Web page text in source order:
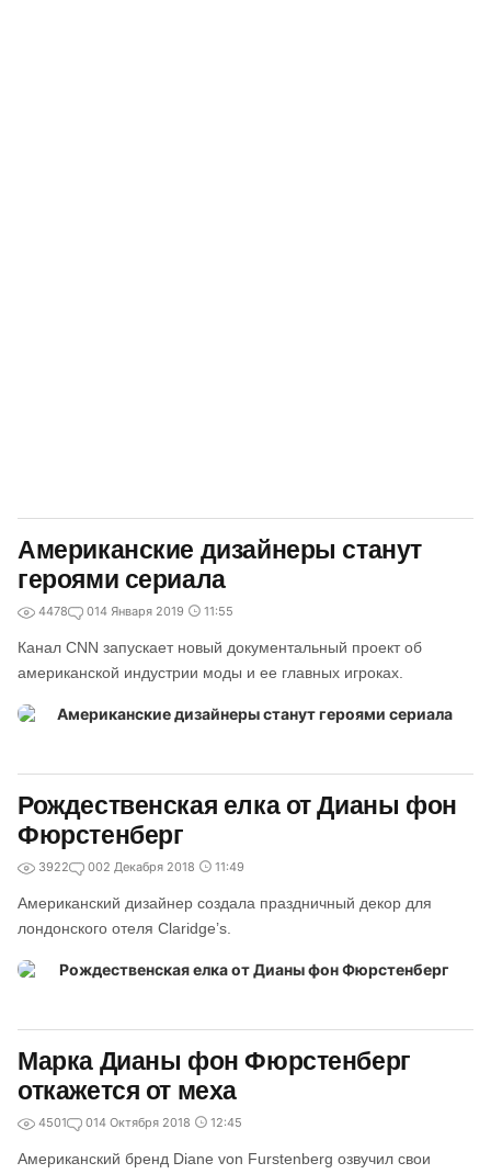
Американские дизайнеры станут
героями сериала
4478 014 Января 2019 11:55
Канал CNN запускает новый документальный проект об
американской индустрии моды и ее главных игроках.
Рождественская елка от Дианы фон
Фюрстенберг
3922 002 Декабря 2018 11:49
Американский дизайнер создала праздничный декор для
лондонского отеля Claridge’s.
Марка Дианы фон Фюрстенберг
откажется от меха
4501 014 Октября 2018 12:45
Американский бренд Diane von Furstenberg озвучил свои